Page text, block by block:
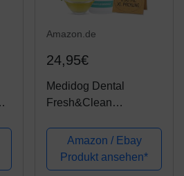
Amazon.de
24,95€
Medidog Dental
Fresh&Clean
und Katzen zur
Zahnpflege und
Zahnreinigung I
Amazon / Ebay
Produkt ansehen*